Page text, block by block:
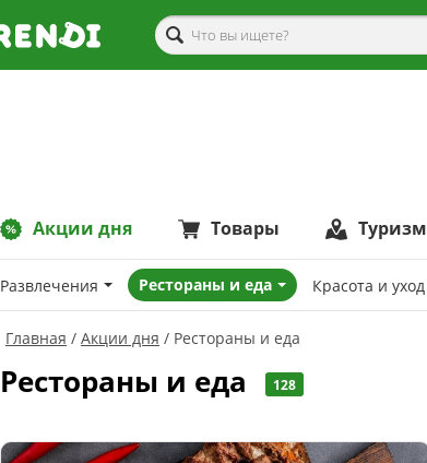
Акции дня Товары Туризм
Развлечения Рестораны и еда Красота и уход
Главная Акции дня Рестораны и еда
Рестораны и еда 128